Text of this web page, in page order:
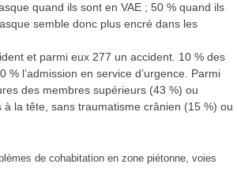
quand ils sont en VAE ; 50 % quand ils
semble donc plus encré dans les
et parmi eux 277 un accident. 10 % des
l’admission en service d’urgence. Parmi
des membres supérieurs (43 %) ou
la tête, sans traumatisme crânien (15 %) ou
de cohabitation en zone piétonne, voies